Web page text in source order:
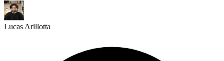
Lucas Arillotta